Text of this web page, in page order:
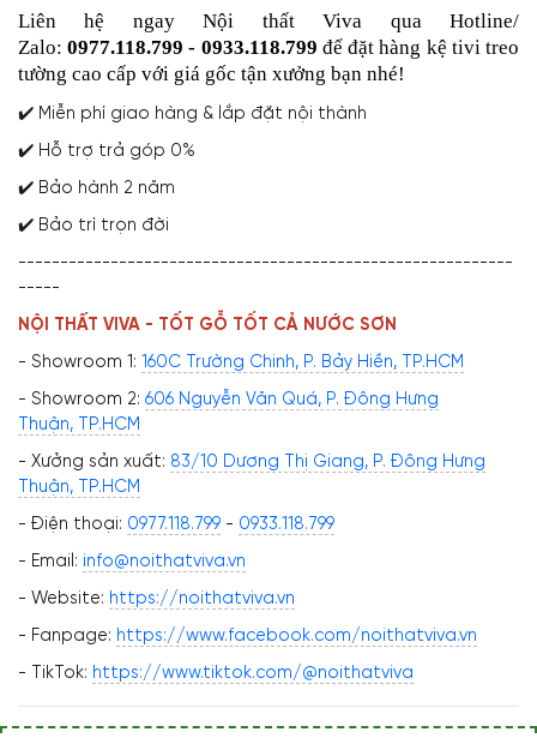
Liên hệ ngay Nội thất Viva qua Hotline/
Zalo:0977.118.799 - 0933.118.799 để đặt hàng kệ tivi treo
tường cao cấp với giá gốc tận xưởng bạn nhé!
✔️ Miễn phí giao hàng & lắp đặt nội thành
✔️ Hỗ trợ trả góp 0%
✔️ Bảo hành 2 năm
✔️ Bảo trì trọn đời
-----------------------------------------------------------
-----
NỘI THẤT VIVA - TỐT GỖ TỐT CẢ NƯỚC SƠN
- Showroom 1: 160C Trường Chinh, P. Bảy Hiền, TP.HCM
- Showroom 2: 606 Nguyễn Văn Quá, P. Đông Hưng
Thuận, TP.HCM
- Xưởng sản xuất: 83/10 Dương Thị Giang, P. Đông Hưng
Thuận, TP.HCM
- Điện thoại: 0977.118.799 - 0933.118.799
- Email: info@noithatviva.vn
- Website: https://noithatviva.vn
- Fanpage: https://www.facebook.com/noithatviva.vn
- TikTok: https://www.tiktok.com/@noithatviva